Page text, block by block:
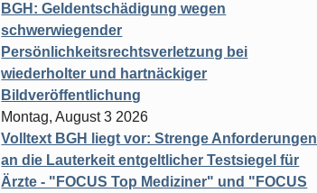
BGH: Geldentschädigung wegen
schwerwiegender
Persönlichkeitsrechtsverletzung bei
wiederholter und hartnäckiger
Bildveröffentlichung
Montag, August 3 2026
Volltext BGH liegt vor: Strenge Anforderungen
an die Lauterkeit entgeltlicher Testsiegel für
Ärzte - "FOCUS Top Mediziner" und "FOCUS